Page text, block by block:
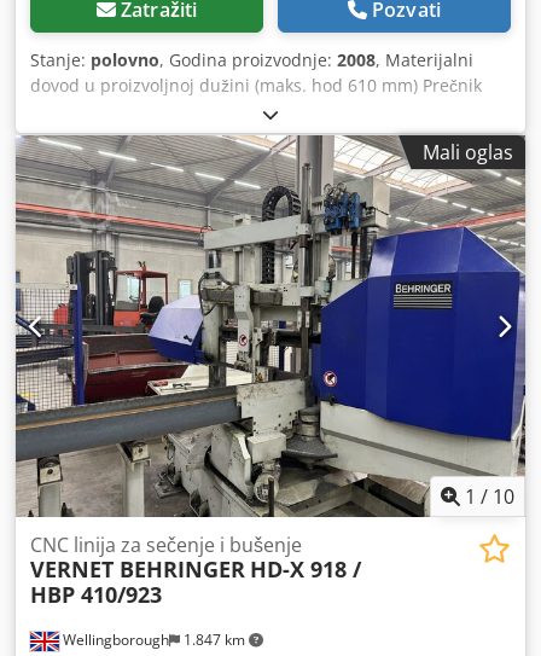
Zatražiti Pozvati
Stanje: polovno, Godina proizvodnje: 2008, Materijalni
dovod u proizvoljnoj dužini (maks. hod 610 mm) Prečnik
sečenja: okruglo 510 mm, ravno 500 x 500 mm Brzina
sečenja podesiva putem upravljanja: 25 - 235 m/min
Transporter strugotine Uputstva za upotrebu, šematski
crteži i liste rezervnih delova dostupni Samo oko 5.000 sati
sečenja Dodatni tehnički podaci na fotografiji ili na zahtev
Težina mašine: oko 3 t Chedpfx Aijvxqtaekea Veoma dobro
stanje
Mali oglas
1 / 10
Wellingborough 1.847 km
CNC linija za sečenje i bušenje
VERNET BEHRINGER HD-X 918 /
HBP 410/923